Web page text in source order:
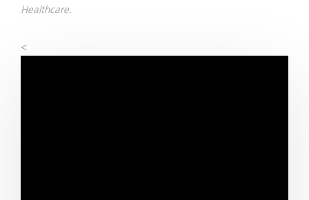
Healthcare.
<